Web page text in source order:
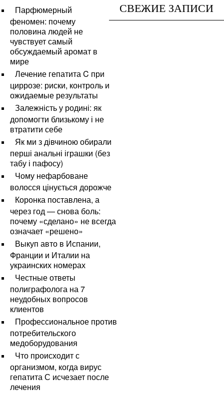
СВЕЖИЕ ЗАПИСИ
Парфюмерный
феномен: почему
половина людей не
чувствует самый
обсуждаемый аромат в
мире
Лечение гепатита C при
циррозе: риски, контроль и
ожидаемые результаты
Залежність у родині: як
допомогти близькому і не
втратити себе
Як ми з дівчиною обирали
перші анальні іграшки (без
табу і пафосу)
Чому нефарбоване
волосся цінується дорожче
Коронка поставлена, а
через год — снова боль:
почему «сделано» не всегда
означает «решено»
Выкуп авто в Испании,
Франции и Италии на
украинских номерах
Честные ответы
полиграфолога на 7
неудобных вопросов
клиентов
Профессиональное против
потребительского
медоборудования
Что происходит с
организмом, когда вирус
гепатита С исчезает после
лечения